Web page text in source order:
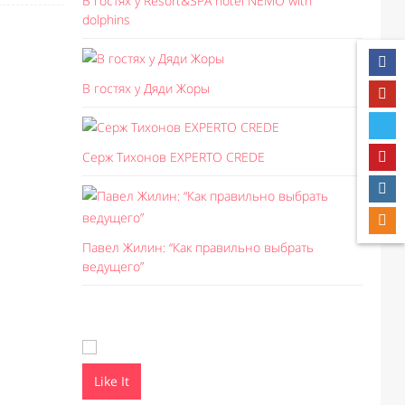
dolphins
В гостях у Дяди Жоры
Серж Тихонов EXPERTO CREDE
Павел Жилин: “Как правильно выбрать
ведущего”
Like It